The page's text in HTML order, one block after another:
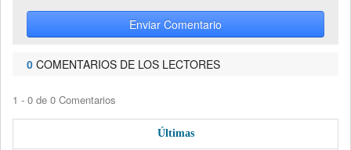
Enviar Comentario
0 COMENTARIOS DE LOS LECTORES
1 - 0 de 0 Comentarios
Últimas